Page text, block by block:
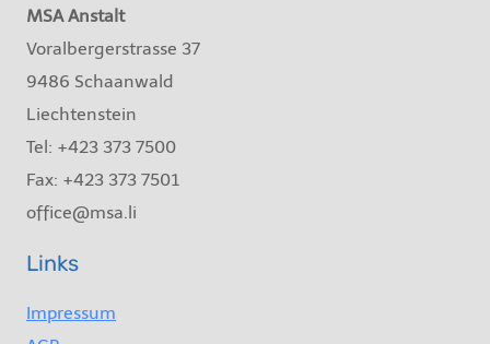
MSA Anstalt
Voralbergerstrasse 37
9486 Schaanwald
Liechtenstein
Tel: +423 373 7500
Fax: +423 373 7501
office@msa.li
Links
Impressum